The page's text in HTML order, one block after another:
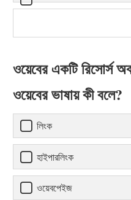
ওয়েবের একটি রিসোর্স
ওয়েবের ভাষায় কী বলে?
লিংক
হাইপারলিংক
ওয়েবপেইজ